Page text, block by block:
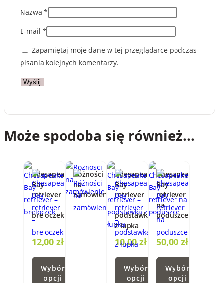
Nazwa *
E-mail *
Zapamiętaj moje dane w tej przeglądarce podczas
pisania kolejnych komentarzy.
Może spodoba się również…
Chesapeake
Bay
retriever
–
breloczek
12,00 zł
Wybór
opcji
Różności
na
zamówienie
Chesapeake
Bay
retriever
–
podstawka
z łupka
10,00zł
Wybór
opcji
Chesapeake
Bay
retriever
na
poduszce
50,00 zł
Wybór
opcji